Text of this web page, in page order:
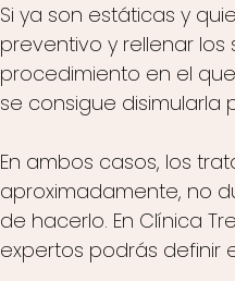
Si ya son estáticas y
preventivo y rellenar
procedimiento en el
se consigue disimularla
En ambos casos, los
aproximadamente, no
de hacerlo. En Clínica
expertos podrás definir